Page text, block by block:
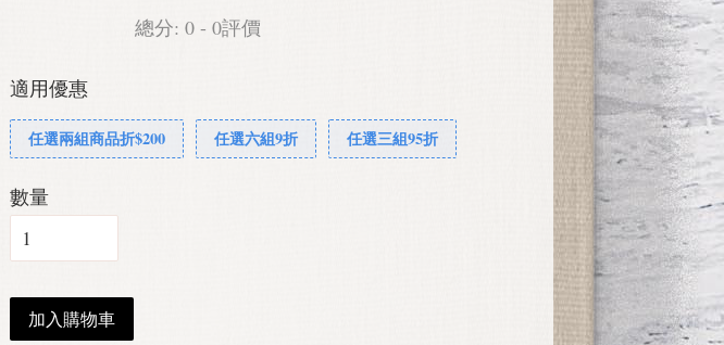
總分: 0 - 0評價
適用優惠
任選兩組商品折$200 任選六組9折 任選三組95折
數量
加入購物車